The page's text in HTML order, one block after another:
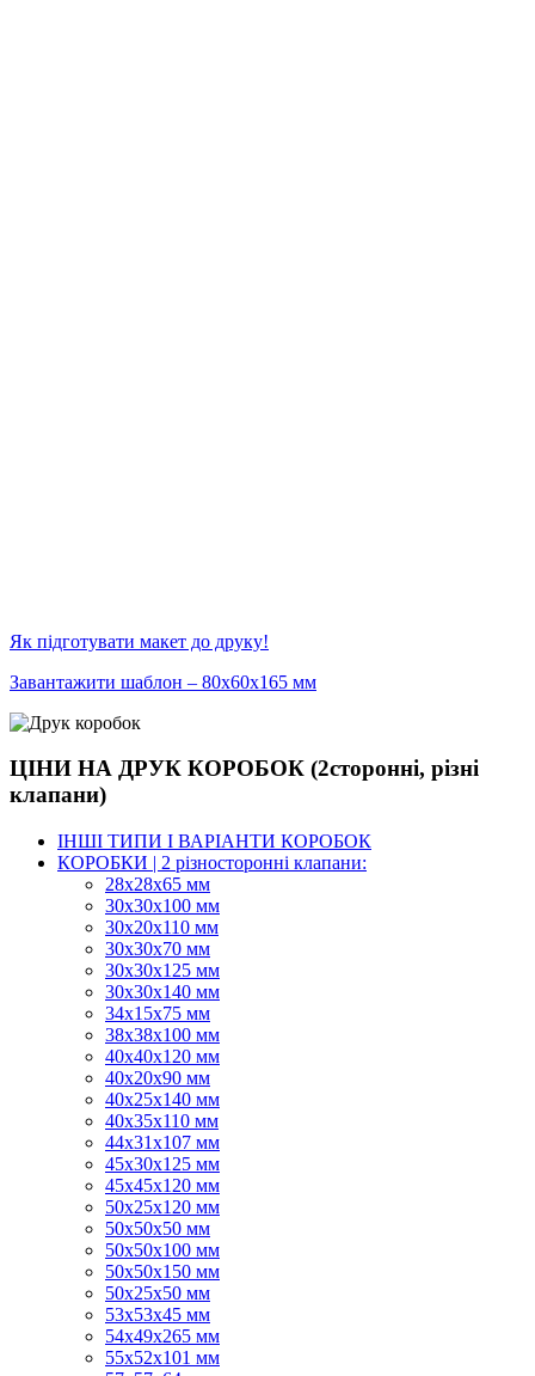
Як підготувати макет до друку!
Завантажити шаблон – 80х60х165 мм
ЦІНИ НА ДРУК КОРОБОК (2сторонні, різні
клапани)
ІНШІ ТИПИ І ВАРІАНТИ КОРОБОК
КОРОБКИ | 2 різносторонні клапани:
28х28х65 мм
30х30х100 мм
30х20х110 мм
30х30х70 мм
30х30х125 мм
30х30х140 мм
34х15х75 мм
38х38х100 мм
40х40х120 мм
40х20х90 мм
40х25х140 мм
40х35х110 мм
44х31х107 мм
45х30х125 мм
45х45х120 мм
50х25х120 мм
50х50х50 мм
50х50х100 мм
50х50х150 мм
50х25х50 мм
53х53х45 мм
54х49х265 мм
55х52х101 мм